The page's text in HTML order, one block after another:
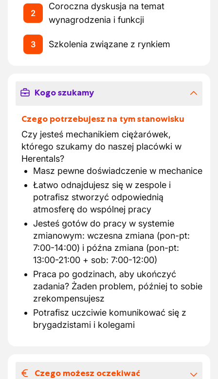
2
Coroczna dyskusja na temat
wynagrodzenia i funkcji
3 Szkolenia związane z rynkiem
Kogo szukamy
Czego potrzebujesz na tym stanowisku
Czy jesteś mechanikiem ciężarówek,
którego szukamy do naszej placówki w
Herentals?
Masz pewne doświadczenie w mechanice
Łatwo odnajdujesz się w zespole i
potrafisz stworzyć odpowiednią
atmosferę do wspólnej pracy
Jesteś gotów do pracy w systemie
zmianowym: wczesna zmiana (pon-pt:
7:00-14:00) i późna zmiana (pon-pt:
13:00-21:00 + sob: 7:00-12:00)
Praca po godzinach, aby ukończyć
zadania? Żaden problem, później to sobie
zrekompensujesz
Potrafisz uczciwie komunikować się z
brygadzistami i kolegami
Czego możesz oczekiwać